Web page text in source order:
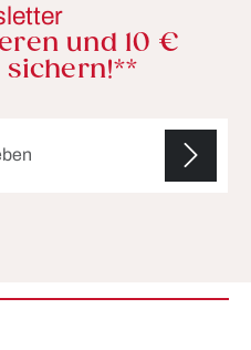
und 10 €
sichern!**